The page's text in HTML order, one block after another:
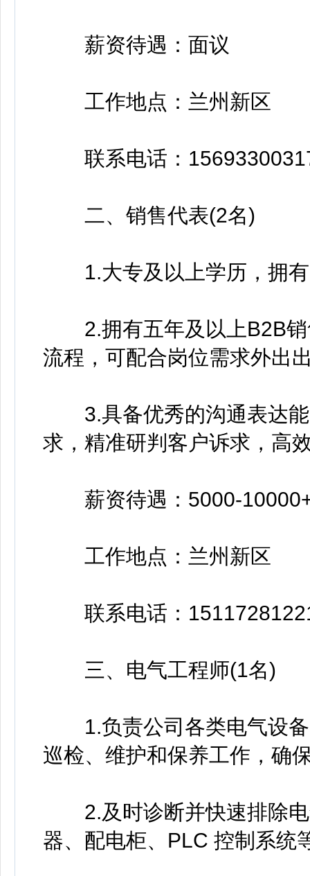
薪资待遇：面议
工作地点：兰州新区
联系电话：
二、销售代表(2名)
1.大专及以上学历，拥有
2.拥有五年及以上B2B销
流程，可配合岗位需求外出
3.具备优秀的沟通表达能
求，精准研判客户诉求，高
薪资待遇：5000-
工作地点：兰州新区
联系电话：
三、电气工程师(1名)
1.负责公司各类电气设备
巡检、维护和保养工作，确
2.及时诊断并快速排除电
器、配电柜、PLC 控制系统